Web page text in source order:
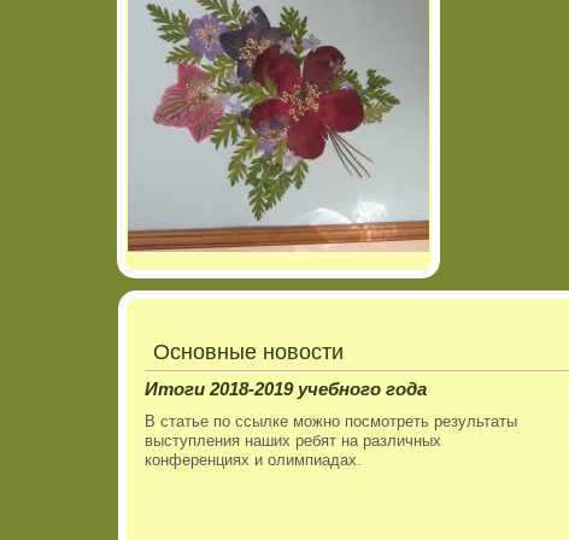
Основные новости
Итоги 2018-2019 учебного года
В статье по ссылке можно посмотреть результаты
выступления наших ребят на различных
конференциях и олимпиадах.